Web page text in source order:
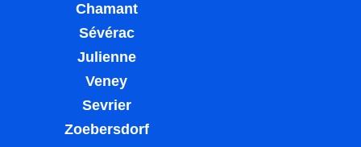
Chamant
Sévérac
Julienne
Veney
Sevrier
Zoebersdorf